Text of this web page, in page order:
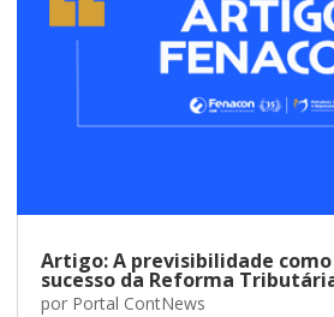
Artigo: A previsibilidade
sucesso da Reforma
por Portal ContNews